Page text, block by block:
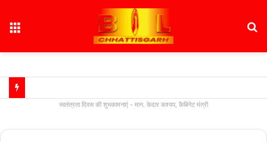
स्वतंत्रता दिवस की शुभकामनाएं - मान. केदार कश्यप, कैबिनेट मंत्री